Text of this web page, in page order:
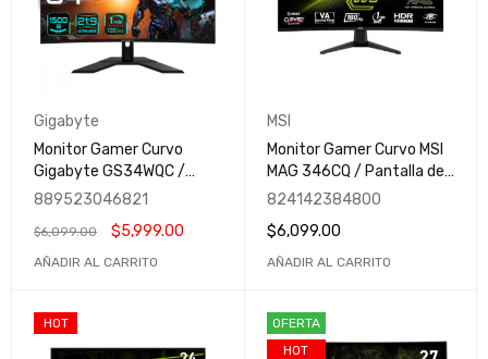
Gigabyte
Monitor Gamer Curvo
Gigabyte GS34WQC /
Pantalla LCD 34" /
Quad HD / FreeSync /
120Hz / HDMI y
889523046821
$6,099.00 $5,999.00
AÑADIR AL CARRITO
MSI
Monitor Gamer Curvo MSI
MAG 346CQ / Pantalla de
34" / 3440x1440 Ultra
LCD / HDMI-DisplayPort /
MAG 346CQ
824142384800
$6,099.00
AÑADIR AL CARRITO
HOT
OFERTA
HOT